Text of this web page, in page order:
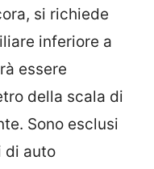
si richiede
inferiore a
essere
della scala di
Sono esclusi
di auto